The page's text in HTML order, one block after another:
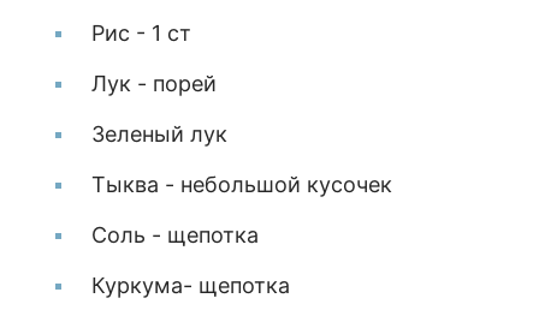
Рис - 1 ст
Лук - порей
Зеленый лук
Тыква - небольшой кусочек
Соль - щепотка
Куркума- щепотка